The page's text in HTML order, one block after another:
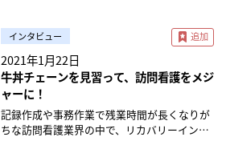
ンプル数ではあるものの、7割以上のステー
ションが「ウィズコロナ」の現在でも収支状
況が悪化していないという事実は、訪問看護
のニーズが根強いことを示唆している。 ちな
みに日本全国が緊急事態宣言下にあった5月
の収支状況についても、68.5%のステーショ
ンが前年同月と比べて「変化はほとんどな
い」「1 割以上増加」と回答。6月は74.5%、
は、しっかり個人防護具を着て、マスクやフ
ェイスシールドをつけて対応しています。こ
こでひとつ見落としがちなのが、個人防護具
を外す時の感染リスクです。 ー「個人防護具
を外す時」ですか。 佐渡本： 例えば、手袋
を外す時やマスクを外す時に、不潔な部分に
触れて手などにウイルスが付着してしまうこ
2020年はコロナ一色の1年となりましたが、
医療現場のオンライン化をめぐる状況も大い
に変化した年となりました。2020年は、2018
年のオンライン診療保険収載後初の改定とい
うことで、3月に告示された改定概要は注目
されましたが、適応要件の若干の緩和
（※1）があるのみで、オンライン診療をめ
インタビュー
2021年1月22日
牛丼チェーンを見習って、訪問看護をメジ
ャーに！
記録作成や事務作業で残業時間が長くなりが
ちな訪問看護業界の中で、リカバリーインタ